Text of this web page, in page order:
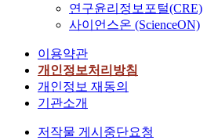
연구윤리정보포털(CRE)
사이언스온 (ScienceON)
이용약관
개인정보처리방침
개인정보 재동의
기관소개
저작물 게시중단요청